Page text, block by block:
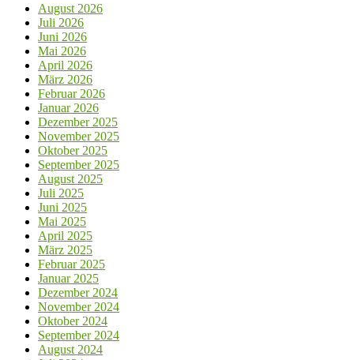
August 2026
Juli 2026
Juni 2026
Mai 2026
April 2026
März 2026
Februar 2026
Januar 2026
Dezember 2025
November 2025
Oktober 2025
September 2025
August 2025
Juli 2025
Juni 2025
Mai 2025
April 2025
März 2025
Februar 2025
Januar 2025
Dezember 2024
November 2024
Oktober 2024
September 2024
August 2024